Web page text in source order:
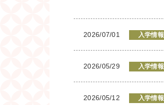
2026/07/01 入学情報
2026/05/29 入学情報
2026/05/12 入学情報